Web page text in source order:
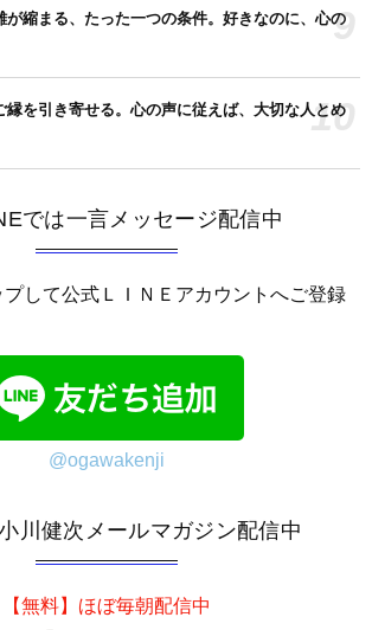
が縮まる、たった一つの条件。好きなのに、心の9
縁を引き寄せる。心の声に従えば、大切な人とめ
10
では一言メッセージ配信中
プして公式ＬＩＮＥアカウントへご登録
@ogawakenji
小川健次メールマガジン配信中
【無料】ほぼ毎朝配信中